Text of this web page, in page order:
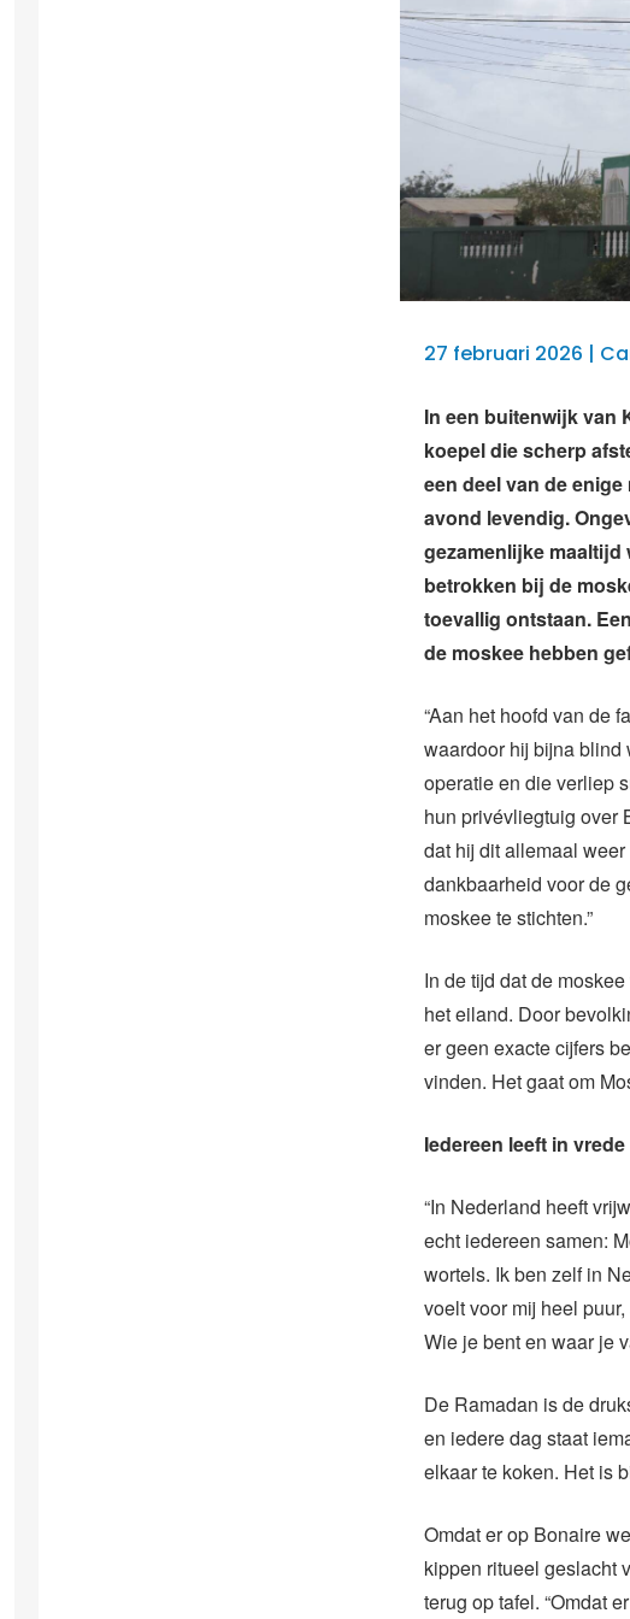
27 februari 2026 |
In een buitenwijk van
koepel die scherp
een deel van de
avond levendig.
gezamenlijke maaltijd
betrokken bij de
toevallig ontstaan.
de moskee hebben
“Aan het hoofd van de
waardoor hij bijna blind
operatie en die verliep
hun privévliegtuig over
dat hij dit allemaal
dankbaarheid voor de
moskee te stichten.”
In de tijd dat de
het eiland. Door
er geen exacte cijfers
vinden. Het gaat om
Iedereen leeft in
“In Nederland heeft
echt iedereen samen:
wortels. Ik ben zelf in
voelt voor mij heel
Wie je bent en waar je
De Ramadan is de
en iedere dag staat
elkaar te koken. Het is
Omdat er op Bonaire
kippen ritueel geslacht
terug op tafel. “Omdat